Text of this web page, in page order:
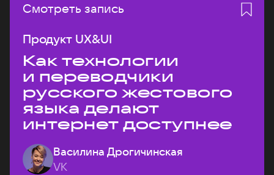
Смотреть запись
Продукт UX&UI
Как технологии
и переводчики
русского жестового
языка делают
интернет доступнее
Василина Дрогичинская
VK